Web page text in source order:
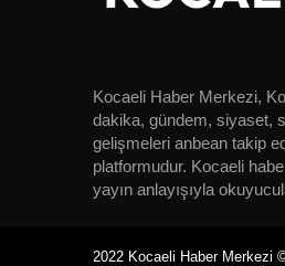
Kocaeli Haber Merkezi,
dakika, gündem, siyaset,
gelişmeleri anbean takip
platformudur. Kocaeli
yayın anlayışıyla
2022 Kocaeli Haber Merkezi